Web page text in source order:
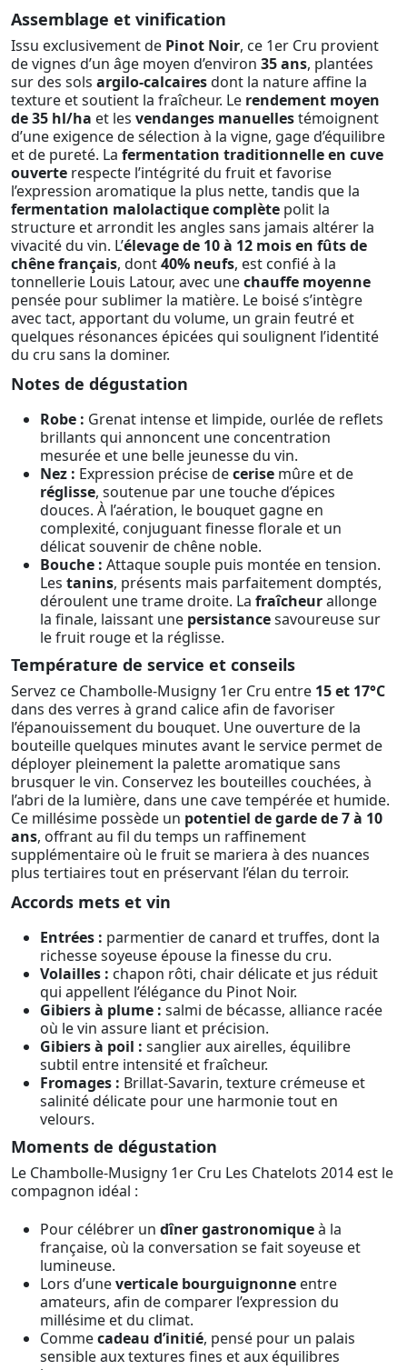
Assemblage et vinification
Issu exclusivement de Pinot Noir, ce 1er Cru provient
de vignes d’un âge moyen d’environ 35 ans, plantées
sur des sols argilo-calcairesdont la nature affine la
texture et soutient la fraîcheur. Le rendement moyen
de 35 hl/ha et les vendanges manuellestémoignent
d’une exigence de sélection à la vigne, gage d’équilibre
et de pureté. La fermentation traditionnelle en cuve
ouverte respecte l’intégrité du fruit et favorise
l’expression aromatique la plus nette, tandis que la
fermentation malolactique complète polit la
structure et arrondit les angles sans jamais altérer la
vivacité du vin. L’élevage de 10 à 12 mois en fûts de
chêne français, dont40% neufs, est confié à la
tonnellerie Louis Latour, avec unechauffe moyenne
pensée pour sublimer la matière. Le boisé s’intègre
avec tact, apportant du volume, un grain feutré et
quelques résonances épicées qui soulignent l’identité
du cru sans la dominer.
Notes de dégustation
Robe : Grenat intense et limpide, ourlée de reflets
brillants qui annoncent une concentration
mesurée et une belle jeunesse du vin.
Nez : Expression précise decerise mûre et de
réglisse, soutenue par une touche d’épices
douces. À l’aération, le bouquet gagne en
complexité, conjuguant finesse florale et un
délicat souvenir de chêne noble.
Bouche : Attaque souple puis montée en tension.
Les tanins, présents mais parfaitement domptés,
déroulent une trame droite. La fraîcheurallonge
la finale, laissant une persistancesavoureuse sur
le fruit rouge et la réglisse.
Température de service et conseils
Servez ce Chambolle-Musigny 1er Cru entre 15 et 17°C
dans des verres à grand calice afin de favoriser
l’épanouissement du bouquet. Une ouverture de la
bouteille quelques minutes avant le service permet de
déployer pleinement la palette aromatique sans
brusquer le vin. Conservez les bouteilles couchées, à
l’abri de la lumière, dans une cave tempérée et humide.
Ce millésime possède un potentiel de garde de 7 à 10
ans, offrant au fil du temps un raffinement
supplémentaire où le fruit se mariera à des nuances
plus tertiaires tout en préservant l’élan du terroir.
Accords mets et vin
Entrées : parmentier de canard et truffes, dont la
richesse soyeuse épouse la finesse du cru.
Volailles : chapon rôti, chair délicate et jus réduit
qui appellent l’élégance du Pinot Noir.
Gibiers à plume : salmi de bécasse, alliance racée
où le vin assure liant et précision.
Gibiers à poil : sanglier aux airelles, équilibre
subtil entre intensité et fraîcheur.
Fromages : Brillat-Savarin, texture crémeuse et
salinité délicate pour une harmonie tout en
velours.
Moments de dégustation
Le Chambolle-Musigny 1er Cru Les Chatelots 2014 est le
compagnon idéal :
Pour célébrer un dîner gastronomiqueà la
française, où la conversation se fait soyeuse et
lumineuse.
Lors d’uneverticale bourguignonne entre
amateurs, afin de comparer l’expression du
millésime et du climat.
Commecadeau d’initié, pensé pour un palais
sensible aux textures fines et aux équilibres